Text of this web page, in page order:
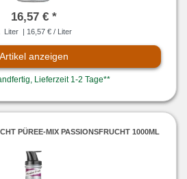
16,57 € *
Liter | 16,57 € / Liter
Artikel anzeigen
Lieferzeit 1-2 Tage**
PÜREE-MIX PASSIONSFRUCHT 1000ML